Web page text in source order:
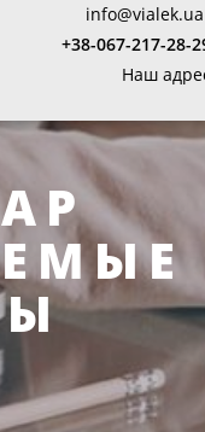
info@vialek.ua
+38-067-217-28-
Наш